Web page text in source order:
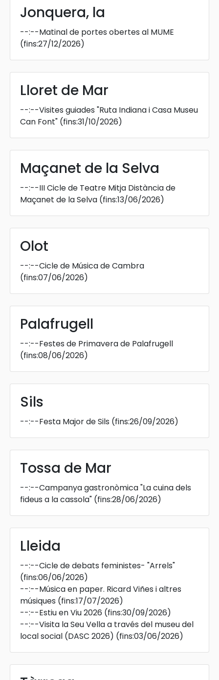
Jonquera, la
--:--Matinal de portes obertes al MUME
(fins:27/12/2026)
Lloret de Mar
--:--Visites guiades "Ruta Indiana i Casa Museu
Can Font" (fins:31/10/2026)
Maçanet de la Selva
--:--III Cicle de Teatre Mitja Distància de
Maçanet de la Selva (fins:13/06/2026)
Olot
--:--Cicle de Música de Cambra
(fins:07/06/2026)
Palafrugell
--:--Festes de Primavera de Palafrugell
(fins:08/06/2026)
Sils
--:--Festa Major de Sils (fins:26/09/2026)
Tossa de Mar
--:--Campanya gastronòmica "La cuina dels
fideus a la cassola" (fins:28/06/2026)
Lleida
--:--Cicle de debats feministes- "Arrels"
(fins:06/06/2026)
--:--Música en paper. Ricard Viñes i altres
músiques (fins:17/07/2026)
--:--Estiu en Viu 2026 (fins:30/09/2026)
--:--Visita la Seu Vella a través del museu del
local social (DASC 2026) (fins:03/06/2026)